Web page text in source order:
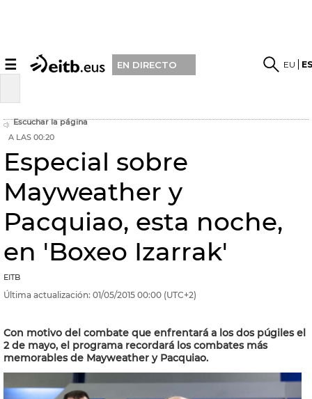
☰ EN DIRECTO EU
Escuchar la página
A LAS 00:20
Especial sobre
Mayweather y
Pacquiao, esta noche,
en 'Boxeo Izarrak'
EITB
Última actualización: 01/05/2015 00:00 (UTC+2)
Con motivo del combate que enfrentará a los dos púgiles el
2 de mayo, el programa recordará los combates más
memorables de Mayweather y Pacquiao.